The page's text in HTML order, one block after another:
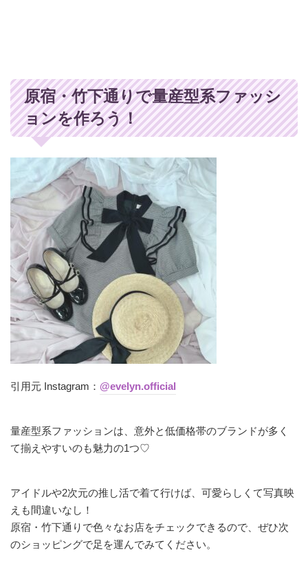
原宿・竹下通りで量産型系ファッシ
ョンを作ろう！
引用元 Instagram： @evelyn.official
量産型系ファッションは、意外と低価格帯のブランドが多く
て揃えやすいのも魅力の1つ♡
アイドルや2次元の推し活で着て行けば、可愛らしくて写真映
えも間違いなし！
原宿・竹下通りで色々なお店をチェックできるので、ぜひ次
のショッピングで足を運んでみてください。